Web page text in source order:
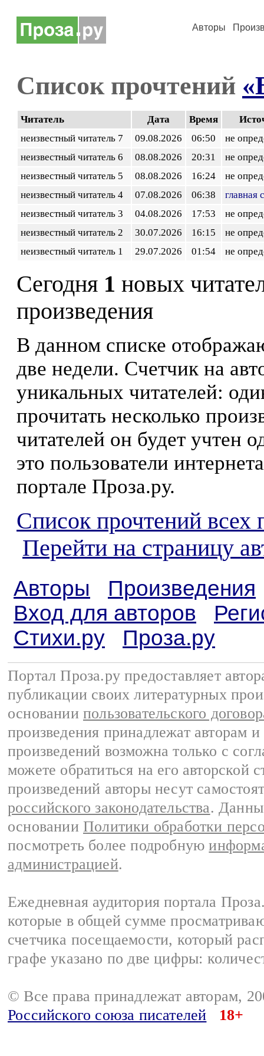
Авторы
Список прочтений
Читатель Дата Время
неизвестный читатель 7
09.08.2026 06:50
не
неизвестный читатель 6
08.08.2026 20:31
не
неизвестный читатель 5
08.08.2026 16:24
не
неизвестный читатель 4
07.08.2026 06:38
главная
неизвестный читатель 3
04.08.2026 17:53
не
неизвестный читатель 2
30.07.2026 16:15
не
неизвестный читатель 1
29.07.2026 01:54 не
Сегодня 1 новых
произведения
В данном списке
две недели. Счетчик на
уникальных читателей:
прочитать несколько
читателей он будет учтен
это пользователи
портале Проза.ру.
Список прочтений всех
Перейти на страницу
Авторы
Произведения
Вход для авторов
Стихи.ру
Проза.ру
Портал Проза.ру предоставляет
публикации своих литературных
основании пользовательского
произведения принадлежат авторам
произведений возможна только с
можете обратиться на его авторской
произведений авторы несут
российского законодательства.
основании Политики обработки
посмотреть более подробную
администрацией.
Ежедневная аудитория портала
которые в общей сумме
счетчика посещаемости, который
графе указано по две цифры:
© Все права принадлежат авторам,
Российского союза писателей
18+